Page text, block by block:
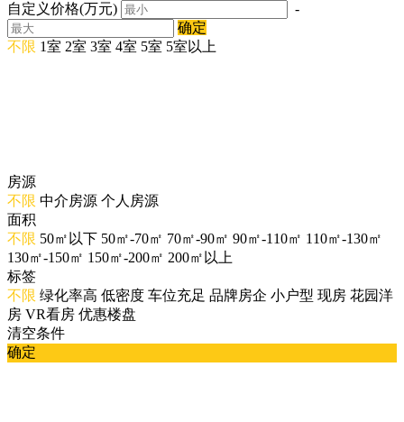
自定义价格(万元)
-
确定
不限 1室 2室 3室 4室 5室 5室以上
房源
不限 中介房源 个人房源
面积
不限 50㎡以下 50㎡-70㎡ 70㎡-90㎡ 90㎡-110㎡ 110㎡-130㎡
130㎡-150㎡ 150㎡-200㎡ 200㎡以上
标签
不限 绿化率高 低密度 车位充足 品牌房企 小户型 现房 花园洋
房 VR看房 优惠楼盘
清空条件
确定